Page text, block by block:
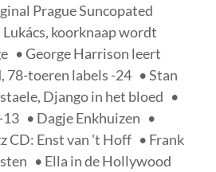
Prague Suncopated
koorknaap wordt
• George Harrison leert
78-toeren labels -24 • Stan
Django in het bloed •
• Dagje Enkhuizen •
CD: Enst van 't Hoff • Frank
• Ella in de Hollywood